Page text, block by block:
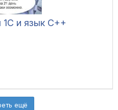
и язык C++
ещё